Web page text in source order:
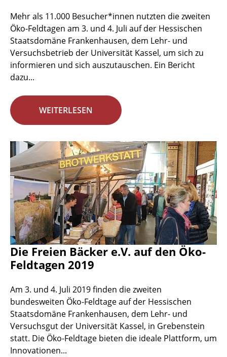
Mehr als 11.000 Besucher*innen nutzten die zweiten
Öko-Feldtagen am 3. und 4. Juli auf der Hessischen
Staatsdomäne Frankenhausen, dem Lehr- und
Versuchsbetrieb der Universität Kassel, um sich zu
informieren und sich auszutauschen. Ein Bericht
dazu...
WEITERLESEN
Die Freien Bäcker e.V. auf den Öko-
Feldtagen 2019
Am 3. und 4. Juli 2019 finden die zweiten
bundesweiten Öko-Feldtage auf der Hessischen
Staatsdomäne Frankenhausen, dem Lehr- und
Versuchsgut der Universität Kassel, in Grebenstein
statt. Die Öko-Feldtage bieten die ideale Plattform, um
Innovationen...